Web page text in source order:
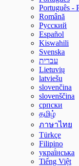
Português -
Română
Русский
Español
Kiswahili
Svenska
עברית
Lietuvių
latviešu
slovenčina
slovenščina
српски
தமிழ்
ภาษาไทย
Türkçe
Filipino
украї́нська
Tiếng Việt